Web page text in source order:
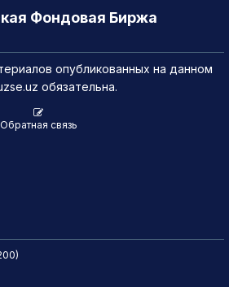
Фондовая Биржа
опубликованных на данном
обязательна.
Обратная связь